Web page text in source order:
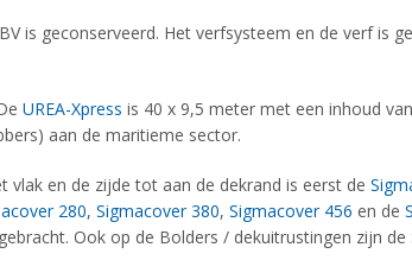
is geconserveerd. Het verfsysteem en de verf is
UREA-Xpress is 40 x 9,5 meter met een inhoud
aan de maritieme sector.
vlak en de zijde tot aan de dekrand is eerst de
280, Sigmacover 380, Sigmacover 456 en de
Ook op de Bolders / dekuitrustingen zijn de